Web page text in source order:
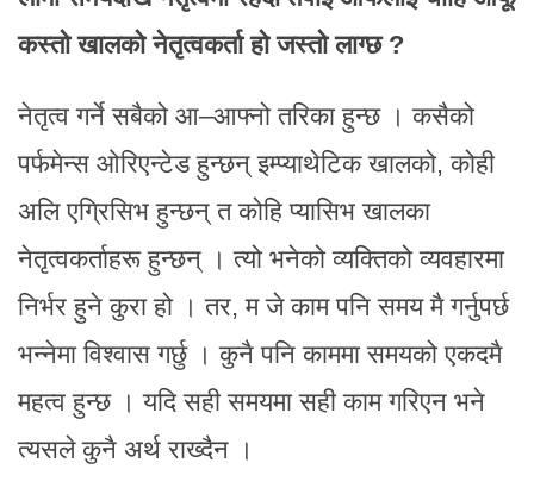
कस्तो खालको नेतृत्वकर्ता हो जस्तो लाग्छ ?
नेतृत्व गर्ने सबैको आ–आफ्नो तरिका हुन्छ । कसैको
पर्फमेन्स ओरिएन्टेड हुन्छन् इम्प्याथेटिक खालको, कोही
अलि एग्रिसिभ हुन्छन् त कोहि प्यासिभ खालका
नेतृत्वकर्ताहरू हुन्छन् । त्यो भनेको व्यक्तिको व्यवहारमा
निर्भर हुने कुरा हो । तर, म जे काम पनि समय मै गर्नुपर्छ
भन्नेमा विश्वास गर्छु । कुनै पनि काममा समयको एकदमै
महत्व हुन्छ । यदि सही समयमा सही काम गरिएन भने
त्यसले कुनै अर्थ राख्दैन ।